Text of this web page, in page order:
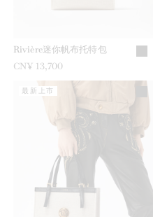
Rivière迷你帆布托特包
CN¥ 13,700
最新上市